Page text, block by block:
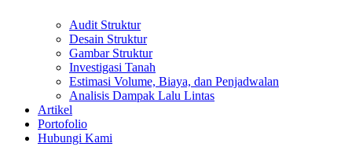
Audit Struktur
Desain Struktur
Gambar Struktur
Investigasi Tanah
Estimasi Volume, Biaya, dan Penjadwalan
Analisis Dampak Lalu Lintas
Artikel
Portofolio
Hubungi Kami